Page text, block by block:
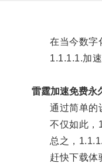
在当今数字化
1.1.1.1.加速器
雷霆加速免费永
通过简单的设
不仅如此，
总之，
赶快下载体